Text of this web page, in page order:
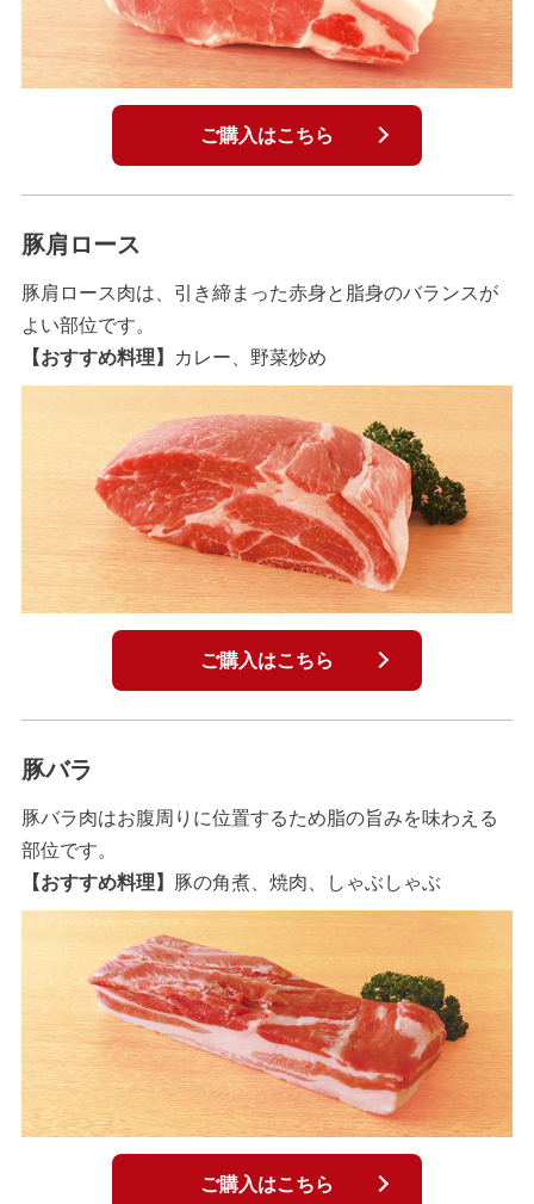
ご購入はこちら
豚肩ロース
豚肩ロース肉は、引き締まった赤身と脂身のバランスが
よい部位です。
【おすすめ料理】
カレー、野菜炒め
ご購入はこちら
豚バラ
豚バラ肉はお腹周りに位置するため脂の旨みを味わえる
部位です。
【おすすめ料理】
豚の角煮、焼肉、しゃぶしゃぶ
ご購入はこちら